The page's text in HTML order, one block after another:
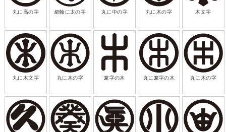
丸に高の字 細輪に太の字 丸に中の字 丸に木の字 木文字
丸に木文字 丸に木の字 篆字の木 丸に篆字の木 丸に木の字